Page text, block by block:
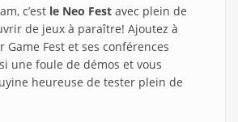
c’est le Neo Fest avec plein de
de jeux à paraître! Ajoutez à
Game Fest et ses conférences
une foule de démos et vous
heureuse de tester plein de